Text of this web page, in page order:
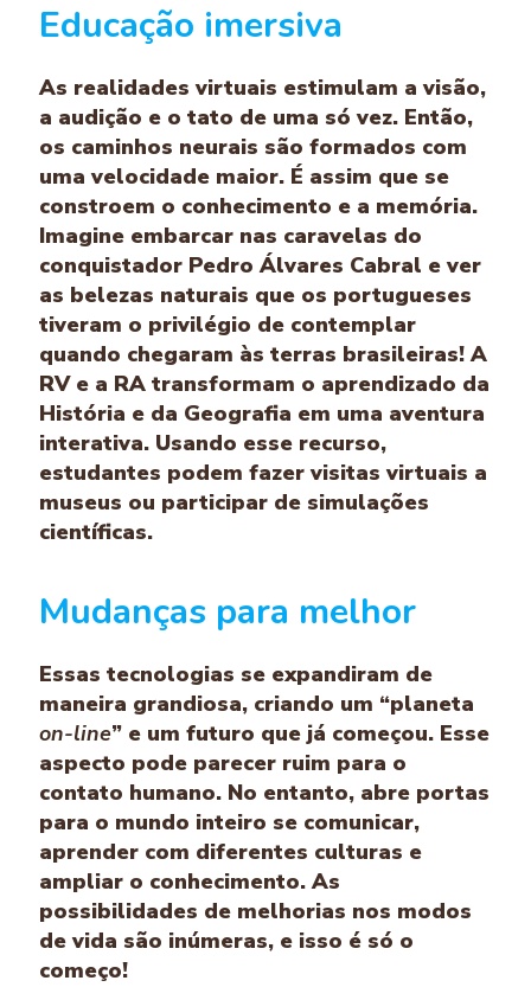
Educação imersiva
As realidades virtuais estimulam a visão,
a audição e o tato de uma só vez. Então,
os caminhos neurais são formados com
uma velocidade maior. É assim que se
constroem o conhecimento e a memória.
Imagine embarcar nas caravelas do
conquistador Pedro Álvares Cabral e ver
as belezas naturais que os portugueses
tiveram o privilégio de contemplar
quando chegaram às terras brasileiras! A
RV e a RA transformam o aprendizado da
História e da Geografia em uma aventura
interativa. Usando esse recurso,
estudantes podem fazer visitas virtuais a
museus ou participar de simulações
científicas.
Mudanças para melhor
Essas tecnologias se expandiram de
maneira grandiosa, criando um “planeta
on-line” e um futuro que já começou. Esse
aspecto pode parecer ruim para o
contato humano. No entanto, abre portas
para o mundo inteiro se comunicar,
aprender com diferentes culturas e
ampliar o conhecimento. As
possibilidades de melhorias nos modos
de vida são inúmeras, e isso é só o
começo!